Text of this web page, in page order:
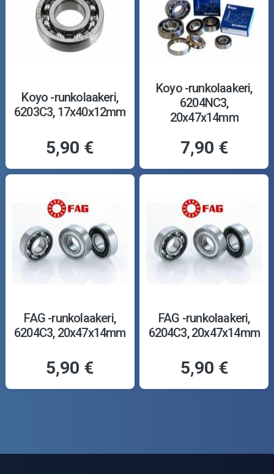
Koyo -runkolaakeri,
6203C3, 17x40x12mm
5,90 €
Koyo -runkolaakeri,
6204NC3,
20x47x14mm
7,90 €
FAG -runkolaakeri,
6204C3, 20x47x14mm
5,90 €
FAG -runkolaakeri,
6204C3, 20x47x14mm
5,90 €